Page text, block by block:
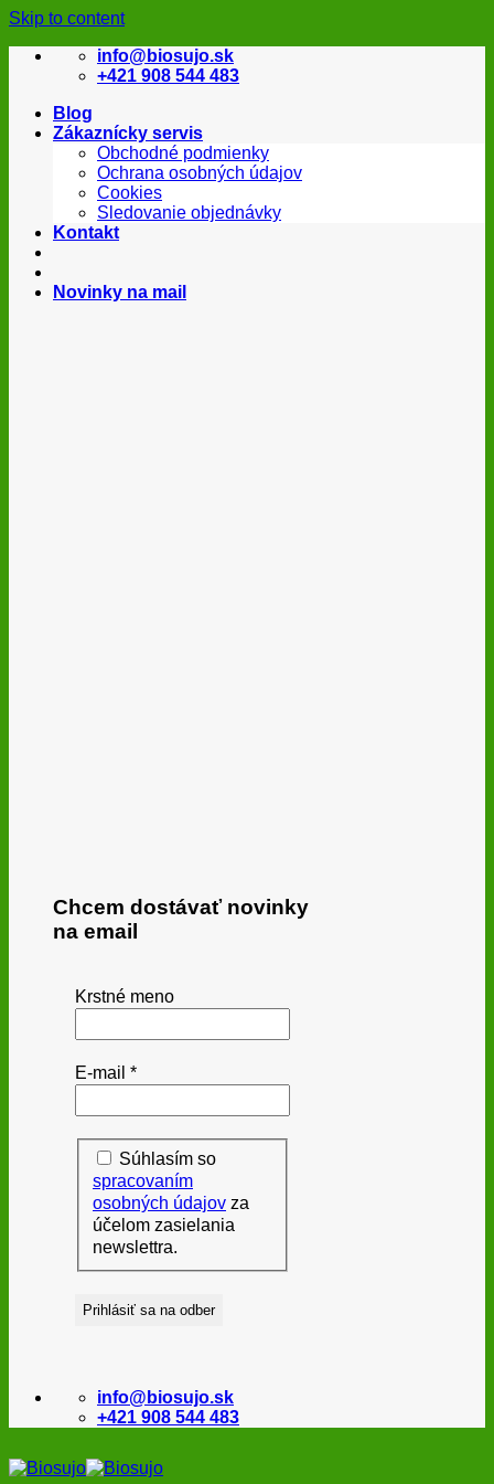
Skip to content
info@biosujo.sk
+421 908 544 483
Blog
Zákaznícky servis
Obchodné podmienky
Ochrana osobných údajov
Cookies
Sledovanie objednávky
Kontakt
Novinky na mail
Chcem dostávať novinky
na email
Krstné meno
E-mail *
Súhlasím so
spracovaním
osobných údajov za
účelom zasielania
newslettra.
info@biosujo.sk
+421 908 544 483